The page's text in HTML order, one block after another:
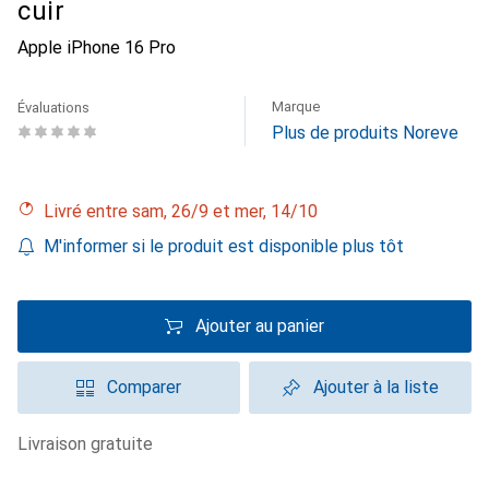
cuir
Apple iPhone 16 Pro
Évaluations Marque
Plus de produits Noreve
Livré entre sam, 26/9 et mer, 14/10
M'informer si le produit est disponible plus tôt
Ajouter au panier
Comparer Ajouter à la liste
livraison gratuite